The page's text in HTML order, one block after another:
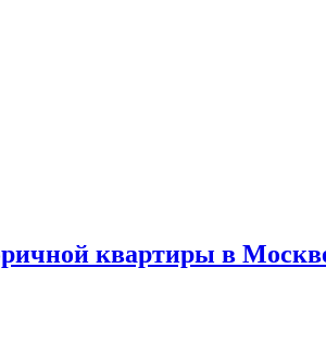
квартиры в